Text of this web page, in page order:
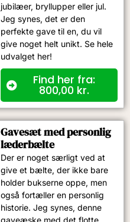
jubilæer, bryllupper eller jul.
Jeg synes, det er den
perfekte gave til en, du vil
give noget helt unikt. Se hele
udvalget her!
Find her fra:
800,00 kr.
Gavesæt med personlig
læderbælte
Der er noget særligt ved at
give et bælte, der ikke bare
holder bukserne oppe, men
også fortæller en personlig
historie. Jeg synes, denne